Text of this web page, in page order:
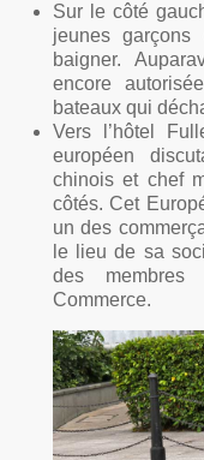
Sur le côté
jeunes
baigner.
encore
bateaux qui
Vers l’hôtel
européen
chinois et chef
côtés. Cet
un des
le lieu de sa
des
Commerce.